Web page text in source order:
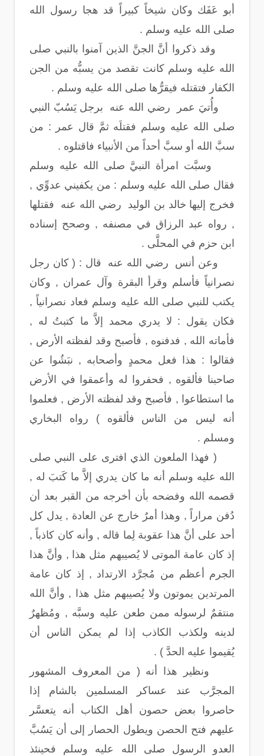
أبو عَفَك وكان شيخاً كبيراً قد هجا رسول الله
صلى الله عليه وسلم .
وقد ذكروا أنَّ الجنَّ الذين آمنوا بالنبي صلى
الله عليه وسلم كانت تقصد من يسبُّه من الجن
الكفار فتقتله فيقرُّها صلى الله عليه وسلم .
وأُتيَ عمر رضي الله عنه برجل يَسُبّ النبي
صلى الله عليه وسلم فقتلَه ثمَّ قال عمر : من
سبَّ الله أو سبَّ أحداً من الأنبياء فاقتلوه .
وسبَّت امرأة النبيَّ صلى الله عليه وسلم
فقال صلى الله عليه وسلم : من يكفيني عدوِّي ,
فخرج إليها خالد بن الوليد رضي الله عنه فقتلها
, رواه عبد الرزاق في مصنفه , وصحح إسناده
ابن حزم في المحلَّى .
وعن أنس رضي الله عنه قال : ( كان رجل
نصرانياً فأسلم وقرأ البقرة وآل عمران , وكان
يكتب للنبي صلى الله عليه وسلم فعاد نصرانياً ,
فكان يقول : لا يدري محمد إلاَّ ما كتبتُ له ,
فأماته الله , فدفنوه , فأصبح وقد لفظته الأرض ,
فقالوا : هذا فعل محمدٍ وأصحابه , نبَشُوا عن
صاحبنا فألقوه , فحفروا له وأعمقوا في الأرض
ما استطاعوا , فأصبح وقد لفظته الأرض , فعلموا
أنه ليس من الناس فألقوه ) رواه البخاري
ومسلم .
( فهذا الملعون الذي افترى على النبي صلى
الله عليه وسلم أنه ما كان يدري إلاَّ ما كَتبَ له ,
قصمه الله وفضحه بأن أخرجه من القبر بعد أن
دُفن مراراً , وهذا أمرٌ خارج عن العادة , يدل كل
أحد على أنَّ هذا عقوبة لِما قاله , وأنه كان كاذباً ,
إذ كان عامة الموتى لا يُصيبهم مثل هذا , وأنَّ هذا
الجرم أعظم من مُجرَّد الارتداد , إذ كان عامة
المرتدين يموتون ولا يُصيبهم مثل هذا , وأنَّ الله
منتقمٌ لرسوله ممن طعن عليه وسبَّه , ومُظهرٌ
لدينه ولكذب الكاذب إذا لم يمكن الناس أن
يُقيموا عليه الحدَّ ) .
ونظير هذا أنه ( من المعروف المشهور
المجرَّب عند عساكر المسلمين بالشام إذا
حاصروا بعض حصون أهل الكتاب أنه يتعسَّر
عليهم فتح الحصن ويطول الحصار إلى أن يَسُبَّ
العدو الرسول صلى الله عليه وسلم فحينئذ